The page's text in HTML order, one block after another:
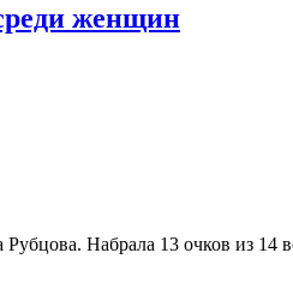
женщин
Набрала 13 очков из